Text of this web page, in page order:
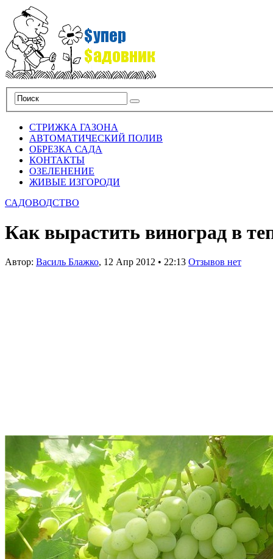
СТРИЖКА ГАЗОНА
АВТОМАТИЧЕСКИЙ ПОЛИВ
ОБРЕЗКА САДА
КОНТАКТЫ
ОЗЕЛЕНЕНИЕ
ЖИВЫЕ ИЗГОРОДИ
САДОВОДСТВО
Как вырастить виноград в
Автор: Василь Блажко, 12 Апр 2012 • 22:13 Отзывов нет